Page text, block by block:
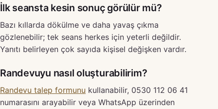
İlk seansta kesin sonuç görülür mü?
Bazı kıllarda dökülme ve daha yavaş çıkma
gözlenebilir; tek seans herkes için yeterli değildir.
Yanıtı belirleyen çok sayıda kişisel değişken vardır.
Randevuyu nasıl oluşturabilirim?
Randevu talep formunu kullanabilir, 0530 112 06 41
numarasını arayabilir veya WhatsApp üzerinden